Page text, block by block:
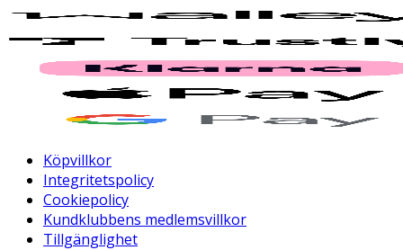
Köpvillkor
Integritetspolicy
Cookiepolicy
Kundklubbens medlemsvillkor
Tillgänglighet